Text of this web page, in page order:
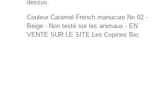
dessus.
Couleur Caramel French manucure No 02 -
Beige - Non testé sur les animaux - EN
VENTE SUR LE SITE Les Copines Bio.